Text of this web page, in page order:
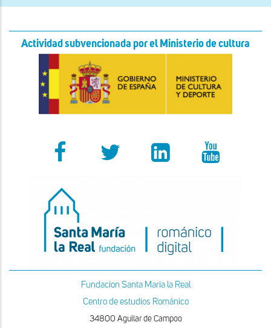
Actividad subvencionada por el Ministerio de cultura
Fundacion Santa Maria la Real
Centro de estudios Románico
34800 Aguilar de Campoo